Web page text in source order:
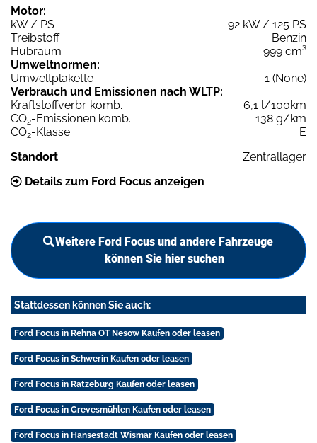
Motor:
kW / PS
92 kW / 125 PS
Treibstoff
Benzin
Hubraum
999 cm³
Umweltnormen:
Umweltplakette
1 (None)
Verbrauch und Emissionen nach WLTP:
Kraftstoffverbr. komb.
6,1 l/100km
CO2-Emissionen komb.
138 g/km
CO2-Klasse
E
Standort
Zentrallager
Details zum Ford Focus anzeigen
Weitere Ford Focus und andere Fahrzeuge
können Sie hier suchen
Stattdessen können Sie auch:
Ford Focus in Rehna OT Nesow Kaufen oder leasen
Ford Focus in Schwerin Kaufen oder leasen
Ford Focus in Ratzeburg Kaufen oder leasen
Ford Focus in Grevesmühlen Kaufen oder leasen
Ford Focus in Hansestadt Wismar Kaufen oder leasen